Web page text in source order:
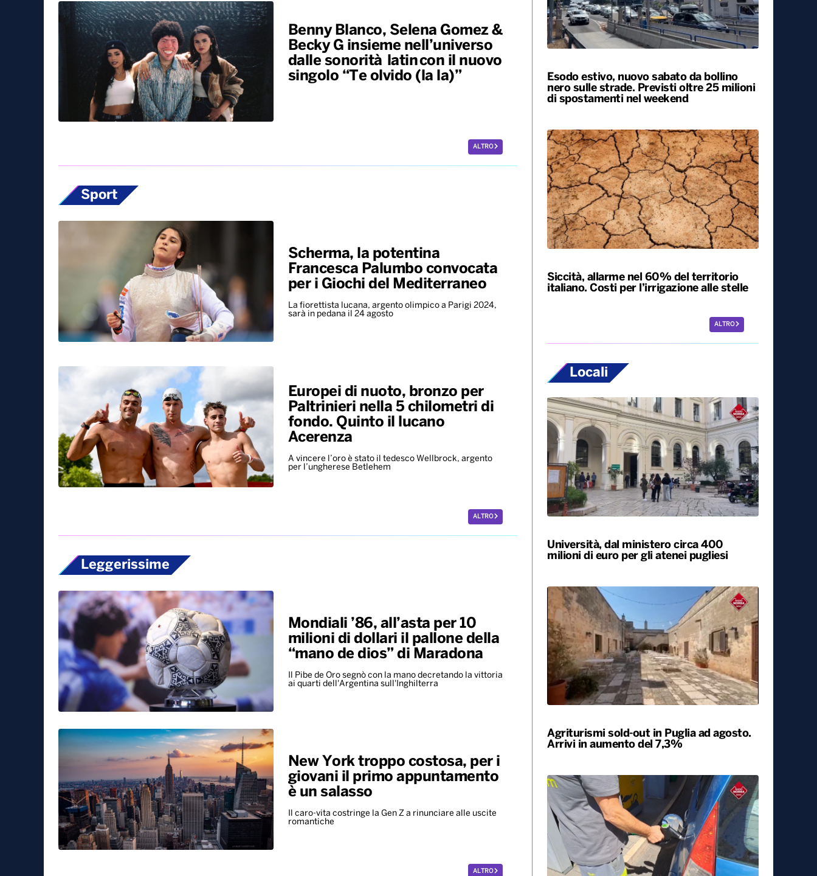
Benny Blanco, Selena Gomez &
Becky G insieme nell’universo
dalle sonorità latin con il nuovo
singolo “Te olvido (la la)”
ALTRO
Sport
Scherma, la potentina
Francesca Palumbo convocata
per i Giochi del Mediterraneo
La fiorettista lucana, argento olimpico a Parigi 2024,
sarà in pedana il 24 agosto
Europei di nuoto, bronzo per
Paltrinieri nella 5 chilometri di
fondo. Quinto il lucano
Acerenza
A vincere l’oro è stato il tedesco Wellbrock, argento
per l’ungherese Betlehem
ALTRO
Leggerissime
Mondiali ’86, all’asta per 10
milioni di dollari il pallone della
“mano de dios” di Maradona
Il Pibe de Oro segnò con la mano decretando la vittoria
ai quarti dell'Argentina sull'Inghilterra
New York troppo costosa, per i
giovani il primo appuntamento
è un salasso
Il caro-vita costringe la Gen Z a rinunciare alle uscite
romantiche
ALTRO
Esodo estivo, nuovo sabato da bollino
nero sulle strade. Previsti oltre 25 milioni
di spostamenti nel weekend
Siccità, allarme nel 60% del territorio
italiano. Costi per l’irrigazione alle stelle
ALTRO
Locali
Università, dal ministero circa 400
milioni di euro per gli atenei pugliesi
Agriturismi sold-out in Puglia ad agosto.
Arrivi in aumento del 7,3%